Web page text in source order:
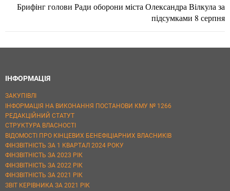
Брифінг голови Ради оборони міста Олександра Вілкула за
підсумками 8 серпня
ІНФОРМАЦІЯ
ЗАКУПІВЛІ
ІНФОРМАЦІЯ НА ВИКОНАННЯ ПОСТАНОВИ КМУ № 1266
РЕДАКЦІЙНИЙ СТАТУТ
СТРУКТУРА ВЛАСНОСТІ
ВІДОМОСТІ ПРО КІНЦЕВИХ БЕНЕФІЦІАРНИХ ВЛАСНИКІВ
ФІНЗВІТНІСТЬ ЗА 1 КВАРТАЛ 2024 РОКУ
ФІНЗВІТНІСТЬ ЗА 2023 РІК
ФІНЗВІТНІСТЬ ЗА 2022 РІК
ФІНЗВІТНІСТЬ ЗА 2021 РІК
ЗВІТ КЕРІВНИКА ЗА 2021 РІК